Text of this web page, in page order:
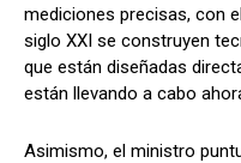
mediciones precisas, con
siglo XXI se construyen
que están diseñadas
están llevando a cabo
Asimismo, el ministro